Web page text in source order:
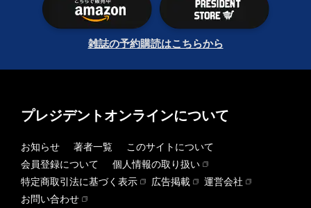
雑誌の予約購読はこちらから
プレジデントオンラインについて
お知らせ 著者一覧
このサイトについて
会員登録について
個人情報の取り扱い
特定商取引法に基づく表示
広告掲載
運営会社
お問い合わせ